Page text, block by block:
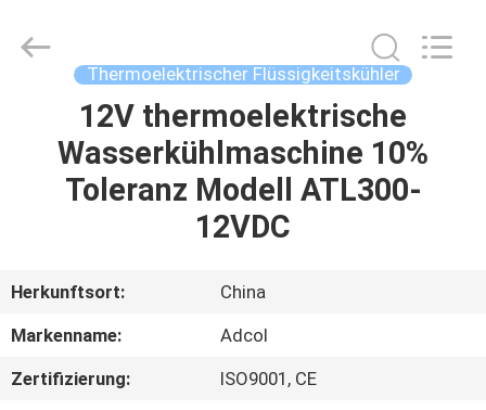
PRODUKTE
ÜBER
Thermoelektrischer Flüssigkeitskühler
12V thermoelektrische
Wasserkühlmaschine 10%
Toleranz Modell ATL300-
12VDC
Herkunftsort:
China
Markenname:
Adcol
Zertifizierung:
ISO9001, CE